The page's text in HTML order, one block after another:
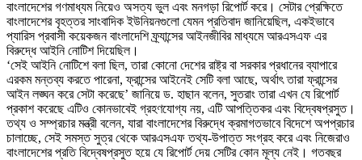
বাংলাদেশের গণমাধ্যম নিয়েও অসত্য ভুল এবং মনগড়া রিপোর্ট করে। সেটার প্রেক্ষিতে
বাংলাদেশের বৃহত্তর সাংবাদিক ইউনিয়নগুলো যেমন প্রতিবাদ জানিয়েছিল, একইভাবে
প্যারিস প্রবাসী কয়েকজন বাংলাদেশি ফ্র্যান্সের আইনজীবির মাধ্যমে আরএসএফ এর
বিরুদ্ধে আইনি নোটিশ দিয়েছিল।
‘সেই আইনি নোটিশে বলা ছিল, তারা কোনো দেশের রাষ্ট্র বা সরকার প্রধানের ব্যাপারে
এরকম মন্তব্য করতে পারেনা, ফ্রান্সের আইনেই সেটি বলা আছে, অর্থাৎ তারা ফ্রান্সের
আইন লঙ্ঘন করে সেটা করেছে’ জানিয়ে ড. হাছান বলেন, সুতরাং তারা এখন যে রিপোর্ট
প্রকাশ করেছে এটিও কোনভাবেই গ্রহণযোগ্য নয়, এটি আপত্তিকর এবং বিদ্বেষপ্রসুত।
তথ্য ও সম্প্রচার মন্ত্রী বলেন, যারা বাংলাদেশের বিরুদ্ধে ক্রমাগতভাবে বিদেশে অপপ্রচার
চালাচ্ছে, সেই সমস্ত সুত্র থেকে আরএসএফ তথ্য-উপাত্ত সংগ্রহ করে এবং নিজেরাও
বাংলাদেশের প্রতি বিদ্বেষপ্রসুত হয়ে যে রিপোর্ট দেয় সেটির কোন মূল্য নেই। গতবছর